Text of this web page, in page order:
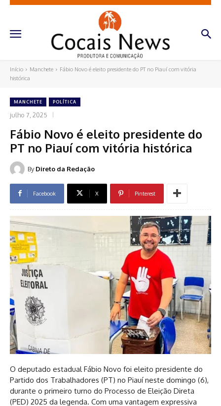
Início Manchete
Fábio Novo é eleito presidente do PT no Piauí com vitória
histórica
MANCHETE POLÍTICA
julho 7, 2025
Fábio Novo é eleito presidente do
PT no Piauí com vitória histórica
By Direto da Redação
Facebook X Pinterest
O deputado estadual Fábio Novo foi eleito presidente do
Partido dos Trabalhadores (PT) no Piauí neste domingo (6),
durante o primeiro turno do Processo de Eleição Direta
(PED) 2025 da legenda. Com uma vantagem expressiva